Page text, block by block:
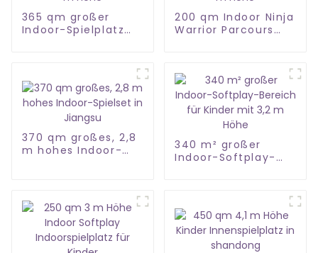
365 qm großer
Indoor-Spielplatz
200 qm Indoor Ninja
Warrior Parcours
370 qm großes, 2,8
m hohes Indoor-
340 m² großer
Indoor-Softplay-